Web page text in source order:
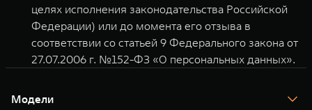
целях исполнения законодательства Российской
Федерации) или до момента его отзыва в
соответствии со статьей 9 Федерального закона от
27.07.2006 г. №152-ФЗ «О персональных данных».
Модели